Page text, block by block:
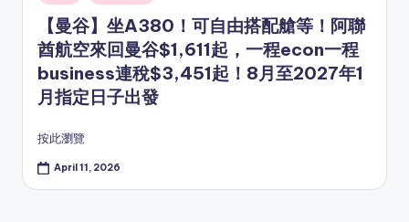
in
【曼谷】坐A380！可自由搭配艙等！阿聯
酋航空來回曼谷$1,611起，一程econ一程
business連稅$3,451起！8月至2027年1
月指定日子出發
按此瀏覽
April 11, 2026